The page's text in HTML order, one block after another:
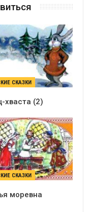
СКАЗКИ
хваста (2)
СКАЗКИ
моревна